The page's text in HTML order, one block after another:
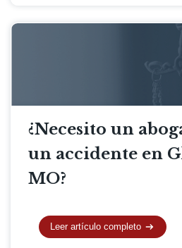
¿Necesito un
un accidente en
MO?
Leer artículo completo